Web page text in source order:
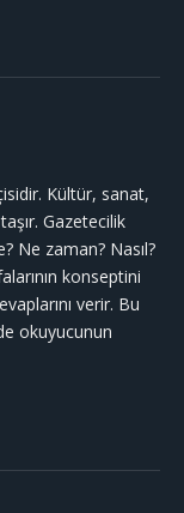
Kültür, sanat,
Gazetecilik
Ne zaman? Nasıl?
konseptini
verir. Bu
okuyucunun